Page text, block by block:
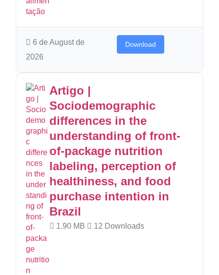
6 de August de
2026
Download
Artigo |
Sociodemographic
differences in the
understanding of front-
of-package nutrition
labeling, perception of
healthiness, and food
purchase intention in
Brazil
1.90 MB 12 Downloads